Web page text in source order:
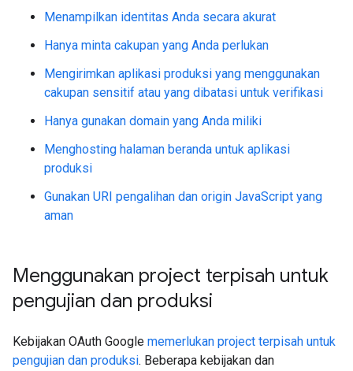
Menampilkan identitas Anda secara akurat
Hanya minta cakupan yang Anda perlukan
Mengirimkan aplikasi produksi yang menggunakan
cakupan sensitif atau yang dibatasi untuk verifikasi
Hanya gunakan domain yang Anda miliki
Menghosting halaman beranda untuk aplikasi
produksi
Gunakan URI pengalihan dan origin JavaScript yang
aman
Menggunakan project terpisah untuk
pengujian dan produksi
Kebijakan OAuth Google memerlukan project terpisah untuk
pengujian dan produksi. Beberapa kebijakan dan